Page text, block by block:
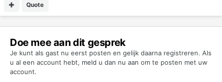
Quote
Doe mee aan dit gesprek
Je kunt als gast nu eerst posten en gelijk daarna registreren. Als
u al een account hebt, meld u dan nu aan om te posten met uw
account.